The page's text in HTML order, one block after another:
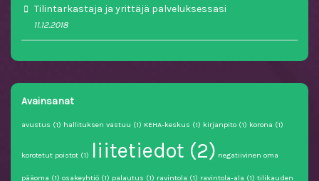
Tilintarkastaja ja yrittäjä palveluksessasi
11.12.2018
Avainsanat
avustus (1) hallituksen vastuu (1) KEHA-keskus (1) kirjanpito (1) korona (1)
korotetut poistot (1) liitetiedot (2) negatiivinen oma
pääoma (1) osakeyhtiö (1) palautus (1) ravintola (1) ravintola-ala (1) tilikauden